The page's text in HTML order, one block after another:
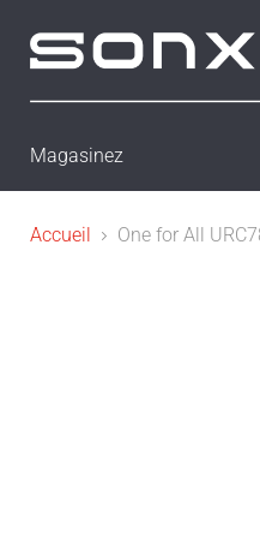
Magasinez
Accueil One for All